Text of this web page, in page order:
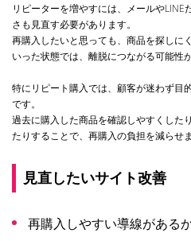
リピーターを増やすには、メールや
さも見直す必要があります。
再購入したいと思っても、商品を探しに
いった状態では、離脱につながる可能性
特にリピート購入では、顧客が迷わず目
です。
過去に購入した商品を確認しやすくした
たりすることで、再購入の負担を減らせま
見直したいサイト改善
再購入しやすい導線がある